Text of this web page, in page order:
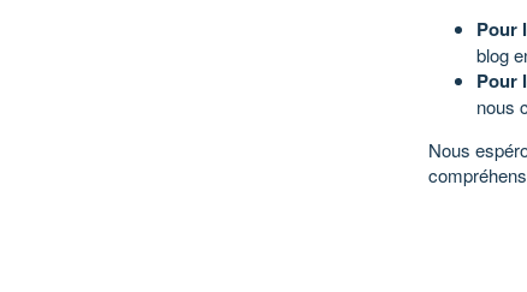
Pour
blog
Pour
nous
Nous